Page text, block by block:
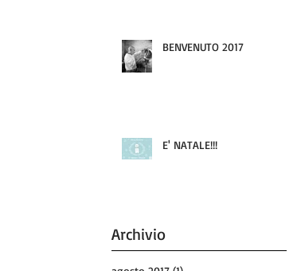
BENVENUTO 2017
E' NATALE!!!
Archivio